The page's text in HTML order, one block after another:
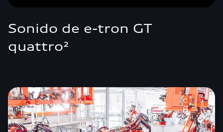
Sonido de e-tron GT
quattro²